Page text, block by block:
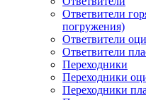
Ответвители
погружения)
Ответвители
Ответвители
Переходники
Переходники
Переходники